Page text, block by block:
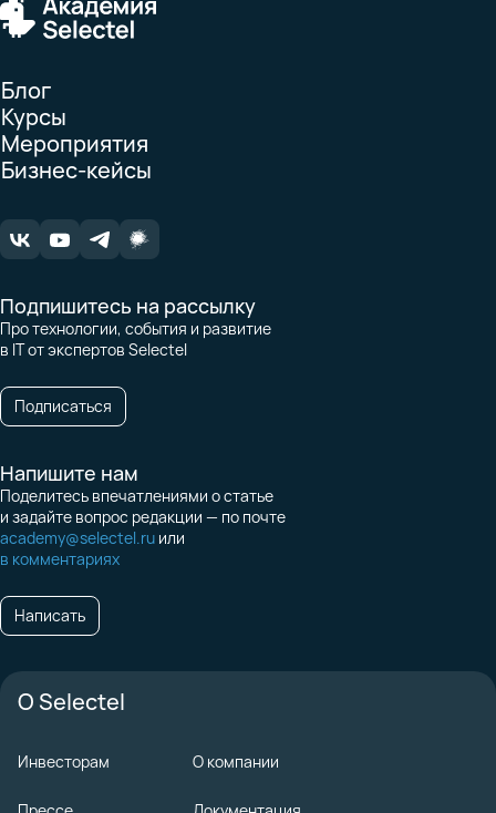
Блог
Курсы
Мероприятия
Бизнес-кейсы
Подпишитесь на рассылку
Про технологии, события и развитие
в IT от экспертов Selectel
Подписаться
Напишите нам
Поделитесь впечатлениями о статье
и задайте вопрос редакции — по почте
academy@selectel.ru или
в комментариях
Написать
О Selectel
Инвесторам О компании